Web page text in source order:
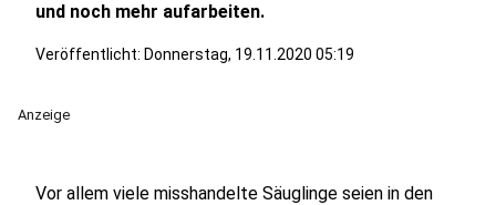
und noch mehr aufarbeiten.
Veröffentlicht: Donnerstag, 19.11.2020 05:19
Anzeige
Vor allem viele misshandelte Säuglinge seien in den